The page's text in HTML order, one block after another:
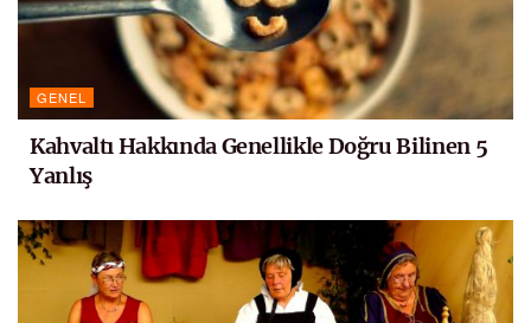
GENEL
Kahvaltı Hakkında Genellikle Doğru Bilinen 5
Yanlış